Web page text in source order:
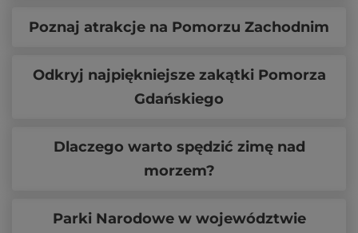
Poznaj atrakcje na Pomorzu Zachodnim
Odkryj najpiękniejsze zakątki Pomorza
Gdańskiego
Dlaczego warto spędzić zimę nad
morzem?
Parki Narodowe w województwie